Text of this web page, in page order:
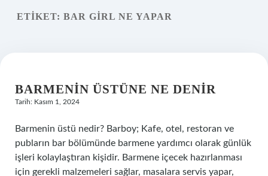
Yasal Uyarı
ETIKET: BAR GIRL NE YAPAR
BARMENIN ÜSTÜNE NE DENIR
Tarih: Kasım 1, 2024
Barmenin üstü nedir? Barboy; Kafe, otel, restoran ve
pubların bar bölümünde barmene yardımcı olarak günlük
işleri kolaylaştıran kişidir. Barmene içecek hazırlanması
için gerekli malzemeleri sağlar, masalara servis yapar,